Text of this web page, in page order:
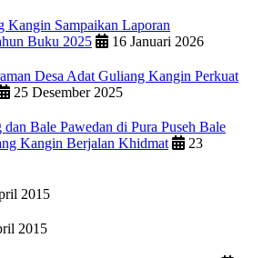
Kangin Sampaikan Laporan
Buku 2025
16 Januari 2026
Desa Adat Guliang Kangin Perkuat
25 Desember 2025
dan Bale Pawedan di Pura Puseh Bale
Kangin Berjalan Khidmat
23
2015
2015